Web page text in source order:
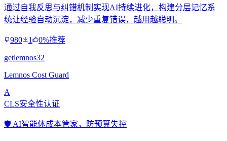
通过自我反思与纠错机制实现AI持续进化，构建分层记忆系
统让经验自动沉淀，减少重复错误，越用越聪明。
980 1 0%推荐
getlemnos32
Lemnos Cost Guard
A
CLS安全性认证
🛡️ AI智能体成本管家，防预算失控